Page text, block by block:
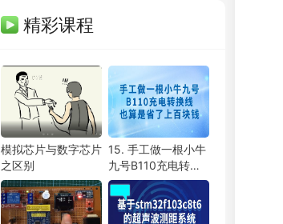
精彩课程
模拟芯片与数字芯片
之区别
15. 手工做一根小牛
九号B110充电转换
线，也算是省了上百
块钱
PCB弟子班 剩余3天
即将报满
单片机开发班
剩余3天
预约占座
ITOS特训班
剩余3天
即将报满
信号仿真特训营
剩余3天
预约占座
数字IC设计班
剩余3天
即将报满
硬件弟子班
剩余3天
即将报满
PCB线下班
剩余3天
即将报满